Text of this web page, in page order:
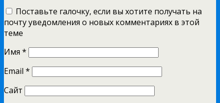
Поставьте галочку, если вы хотите получать на
почту уведомления о новых комментариях в этой
теме
Имя *
Email *
Сайт